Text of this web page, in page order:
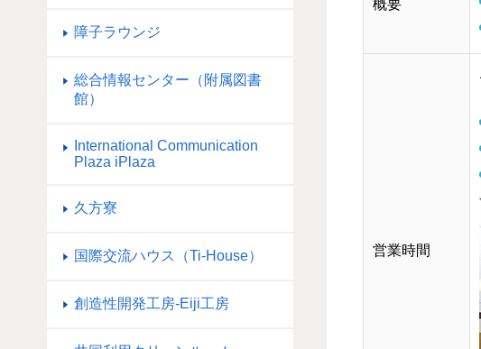
概要
営業時間
障子ラウンジ
総合情報センター（附属図書
館）
International Communication
Plaza iPlaza
久方寮
国際交流ハウス（Ti-House）
創造性開発工房-Eiji工房